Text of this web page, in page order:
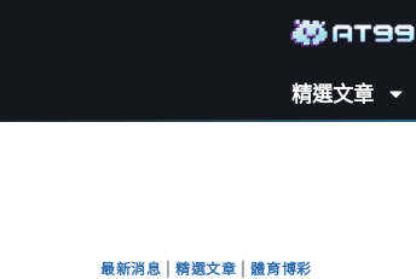
精選文章
最新消息 |精選文章 |體育博彩